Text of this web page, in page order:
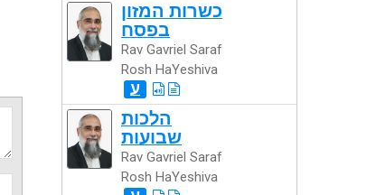
כשרות המזון
בפסח
Rav Gavriel Saraf
Rosh HaYeshiva
ע
הלכות
שבועות
Rav Gavriel Saraf
Rosh HaYeshiva